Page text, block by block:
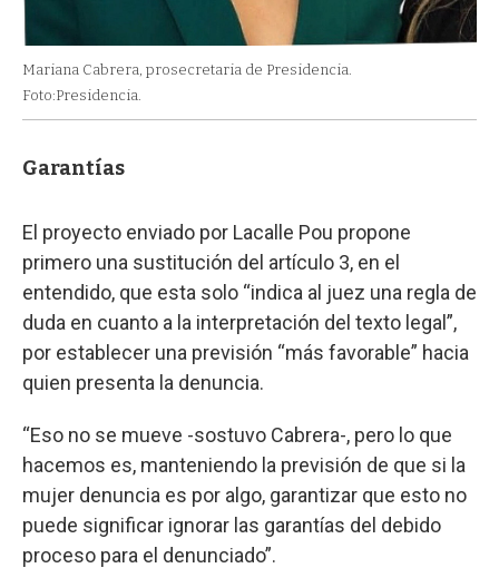
Mariana Cabrera, prosecretaria de Presidencia.
Foto:Presidencia.
Garantías
El proyecto enviado por Lacalle Pou propone
primero una sustitución del artículo 3, en el
entendido, que esta solo “indica al juez una regla de
duda en cuanto a la interpretación del texto legal”,
por establecer una previsión “más favorable” hacia
quien presenta la denuncia.
“Eso no se mueve -sostuvo Cabrera-, pero lo que
hacemos es, manteniendo la previsión de que si la
mujer denuncia es por algo, garantizar que esto no
puede significar ignorar las garantías del debido
proceso para el denunciado”.